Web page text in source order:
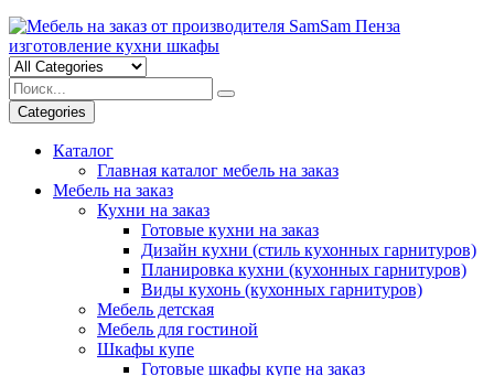
Categories
Каталог
Главная каталог мебель на заказ
Мебель на заказ
Кухни на заказ
Готовые кухни на заказ
Дизайн кухни (стиль кухонных гарнитуров)
Планировка кухни (кухонных гарнитуров)
Виды кухонь (кухонных гарнитуров)
Мебель детская
Мебель для гостиной
Шкафы купе
Готовые шкафы купе на заказ